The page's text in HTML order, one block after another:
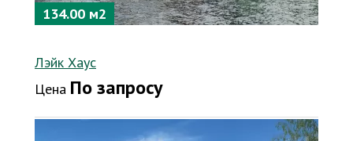
134.00 м2
Лэйк Хаус
Цена По запросу